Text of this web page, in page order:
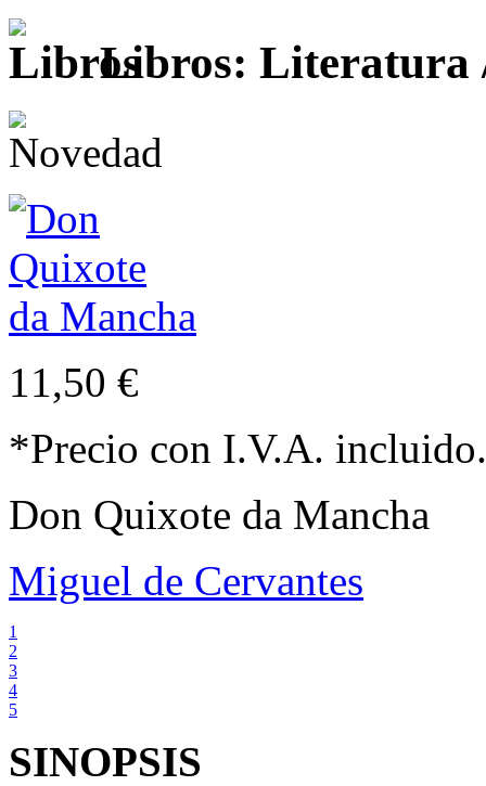
Libros:
11,50 €
*Precio con I.V.A. incluido.
Don Quixote da Mancha
Miguel de Cervantes
1
2
3
4
5
SINOPSIS